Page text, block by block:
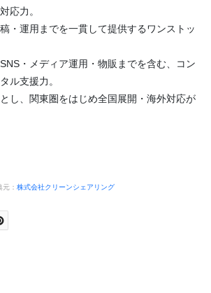
応力。
・運用までを一貫して提供するワンストッ
・メディア運用・物販までを含む、コン
ル支援力。
し、関東圏をはじめ全国展開・海外対応が
： 株式会社クリーンシェアリング